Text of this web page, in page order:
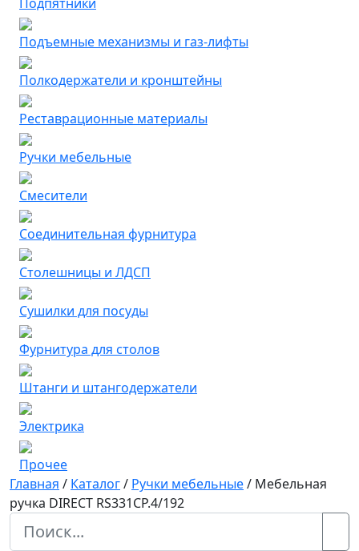
Подъемные механизмы и газ-лифты
Полкодержатели и кронштейны
Реставрационные материалы
Ручки мебельные
Смесители
Соединительная фурнитура
Столешницы и ЛДСП
Сушилки для посуды
Фурнитура для столов
Штанги и штангодержатели
Электрика
Прочее
Главная / Каталог/ Ручки мебельные/ Мебельная
ручка DIRECT RS331CP.4/192